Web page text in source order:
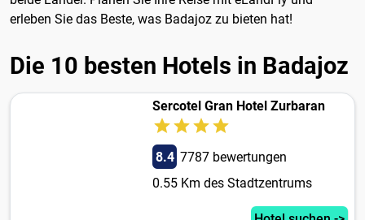
erleben Sie das Beste, was Badajoz zu bieten hat!
Die 10 besten Hotels in Badajoz
Sercotel Gran Hotel Zurbaran
8.4 7787 bewertungen
0.55 Km des Stadtzentrums